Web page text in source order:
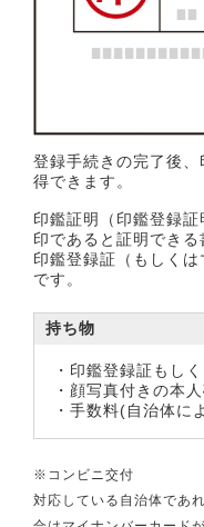
登録手続きの完了後
得できます。
印鑑証明（印鑑登録
印であると証明できる
印鑑登録証（もしく
です。
持ち物
・印鑑登録証もし
・顔写真付きの本
・手数料(自治体に
※コンビニ交付
対応している自治体であ